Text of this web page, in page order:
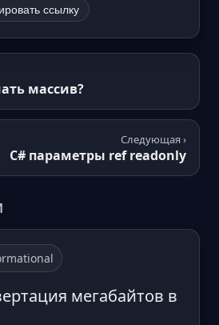
ссылку
массив?
Следующая ›
C# параметры ref readonly
мегабайтов в